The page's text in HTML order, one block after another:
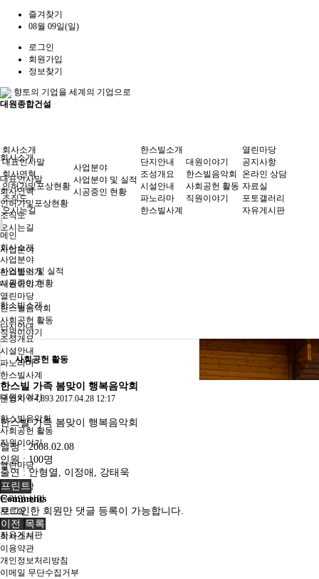
즐겨찾기
08월 09일(일)
로그인
회원가입
정보찾기
향토의 기업을 세계의 기업으로
대원종합건설
회사소개
대표인사말
회사연혁
인허가및포상현황
조직도
오시는길
사업분야
사업분야 및 실적
시공중인 현황
한스빌소개
단지안내
조성개요
시설안내
파노라마
한스빌사계
대원이야기
한스빌음악회
사회공헌 활동
직원이야기
열린마당
공지사항
온라인 상담
자료실
포토갤러리
자유게시판
회사소개
대표인사말
회사연혁
인허가및포상현황
조직도
오시는길
사업분야
사업분야 및 실적
시공중인 현황
한스빌소개
단지안내
조성개요
시설안내
파노라마
한스빌사계
대원이야기
한스빌음악회
사회공헌 활동
직원이야기
열린마당
공지사항
온라인 상담
자료실
포토갤러리
자유게시판
메인
회사소개
사업분야
한스빌소개
대원이야기
열린마당
한스빌음악회
사회공헌 활동
직원이야기
사회공헌 활동
한스빌 가족 봄맞이 행복음악회
운영자 04,893 2017.04.28 12:17
한스빌 가족 봄맞이 행복음악회
일정 : 2008.02.08
인원 : 100명
출연 : 안형열, 이정애, 강태욱
프린트
Comments
로그인한 회원만 댓글 등록이 가능합니다.
이전 목록
회사소개
이용약관
개인정보처리방침
이메일 무단수집거부